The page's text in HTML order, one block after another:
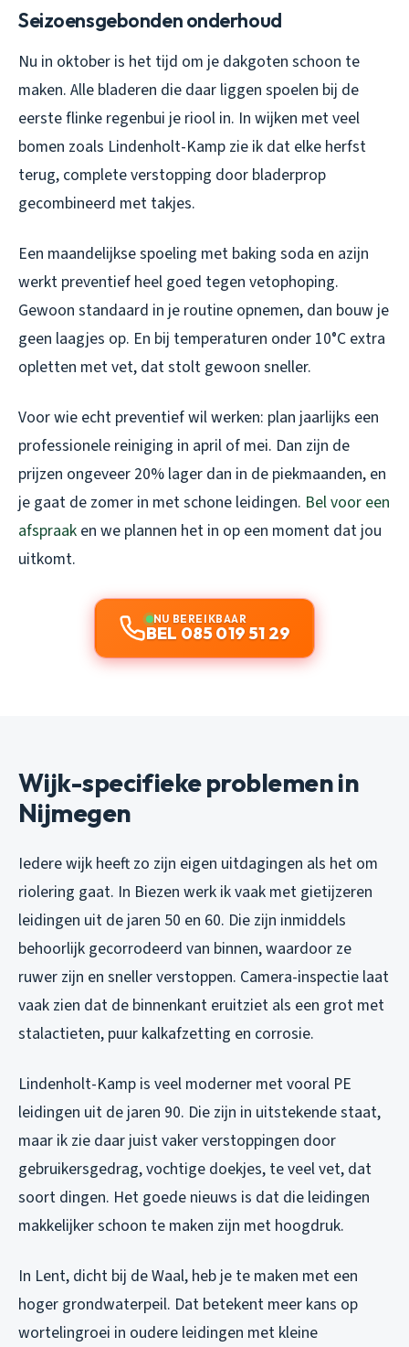
Seizoensgebonden onderhoud
Nu in oktober is het tijd om je dakgoten schoon te
maken. Alle bladeren die daar liggen spoelen bij de
eerste flinke regenbui je riool in. In wijken met veel
bomen zoals Lindenholt-Kamp zie ik dat elke herfst
terug, complete verstopping door bladerprop
gecombineerd met takjes.
Een maandelijkse spoeling met baking soda en azijn
werkt preventief heel goed tegen vetophoping.
Gewoon standaard in je routine opnemen, dan bouw je
geen laagjes op. En bij temperaturen onder 10°C extra
opletten met vet, dat stolt gewoon sneller.
Voor wie echt preventief wil werken: plan jaarlijks een
professionele reiniging in april of mei. Dan zijn de
prijzen ongeveer 20% lager dan in de piekmaanden, en
je gaat de zomer in met schone leidingen. Bel voor een
afspraak en we plannen het in op een moment dat jou
uitkomt.
NU BEREIKBAAR
BEL 085 019 51 29
Wijk-specifieke problemen in
Nijmegen
Iedere wijk heeft zo zijn eigen uitdagingen als het om
riolering gaat. In Biezen werk ik vaak met gietijzeren
leidingen uit de jaren 50 en 60. Die zijn inmiddels
behoorlijk gecorrodeerd van binnen, waardoor ze
ruwer zijn en sneller verstoppen. Camera-inspectie laat
vaak zien dat de binnenkant eruitziet als een grot met
stalactieten, puur kalkafzetting en corrosie.
Lindenholt-Kamp is veel moderner met vooral PE
leidingen uit de jaren 90. Die zijn in uitstekende staat,
maar ik zie daar juist vaker verstoppingen door
gebruikersgedrag, vochtige doekjes, te veel vet, dat
soort dingen. Het goede nieuws is dat die leidingen
makkelijker schoon te maken zijn met hoogdruk.
In Lent, dicht bij de Waal, heb je te maken met een
hoger grondwaterpeil. Dat betekent meer kans op
wortelingroei in oudere leidingen met kleine